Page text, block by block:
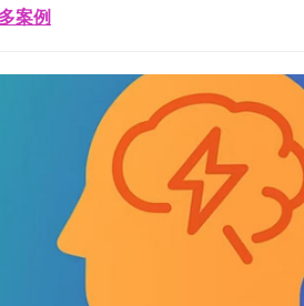
案例